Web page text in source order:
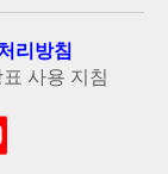
리방침
표 사용 지침